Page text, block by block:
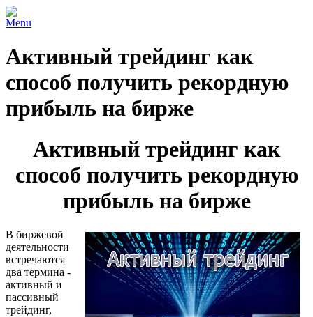
Menu
Активный трейдинг как
способ получить рекордную
прибыль на бирже
Активный трейдинг как
способ получить рекордную
прибыль на бирже
В биржевой
деятельности
встречаются
два термина -
активный и
пассивный
трейдинг,